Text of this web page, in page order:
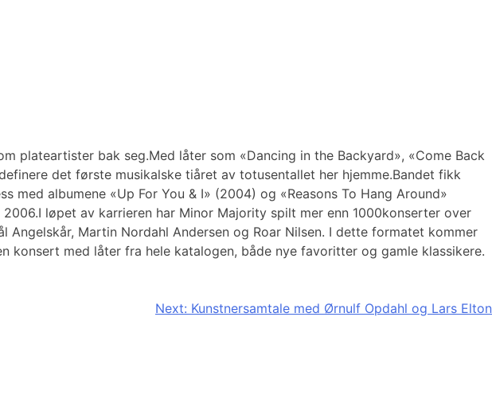
plateartister bak seg.Med låter som «Dancing in the Backyard», «Come Back
det første musikalske tiåret av totusentallet her hjemme.Bandet fikk
albumene «Up For You & I» (2004) og «Reasons To Hang Around»
løpet av karrieren har Minor Majority spilt mer enn 1000konserter over
Martin Nordahl Andersen og Roar Nilsen. I dette formatet kommer
med låter fra hele katalogen, både nye favoritter og gamle klassikere.
Next: Kunstnersamtale med Ørnulf Opdahl og Lars Elton